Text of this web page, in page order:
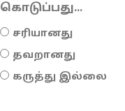
கொடுப்பது...
சரியானது
தவறானது
கருத்து இல்லை